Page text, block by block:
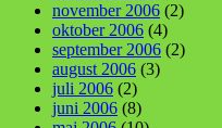
november 2006 (2)
oktober 2006 (4)
september 2006 (2)
august 2006 (3)
juli 2006 (2)
juni 2006 (8)